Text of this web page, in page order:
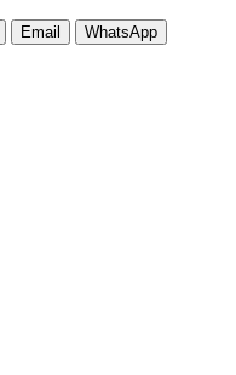
Email WhatsApp